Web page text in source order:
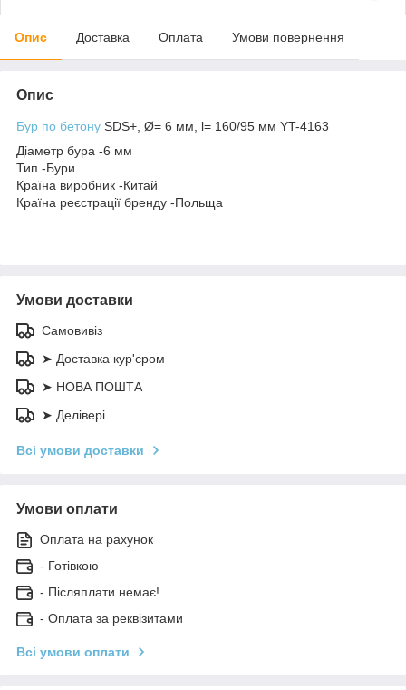
Опис Доставка Оплата Умови повернення
Опис
Бур по бетону SDS+, Ø= 6 мм, l= 160/95 мм YT-4163
Діаметр бура -6 мм
Тип -Бури
Країна виробник -Китай
Країна реєстрації бренду -Польща
Умови доставки
Самовивіз
➤ Доставка кур'єром
➤ НОВА ПОШТА
➤ Делівері
Всі умови доставки
Умови оплати
Оплата на рахунок
- Готівкою
- Післяплати немає!
- Оплата за реквізитами
Всі умови оплати